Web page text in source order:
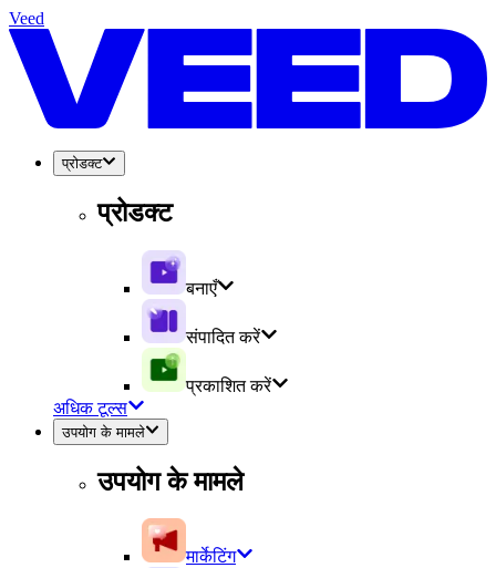
Veed
प्रोडक्ट
प्रोडक्ट
बनाएँ
संपादित करें
प्रकाशित करें
अधिक टूल्स
उपयोग के मामले
उपयोग के मामले
मार्केटिंग